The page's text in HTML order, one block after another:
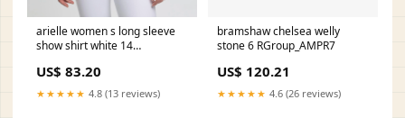
arielle women s long sleeve
show shirt white 14
US$ 83.20
★★★★★ 4.8 (13 reviews)
bramshaw chelsea welly
stone 6 RGroup_AMPR7
US$ 120.21
★★★★★ 4.6 (26 reviews)